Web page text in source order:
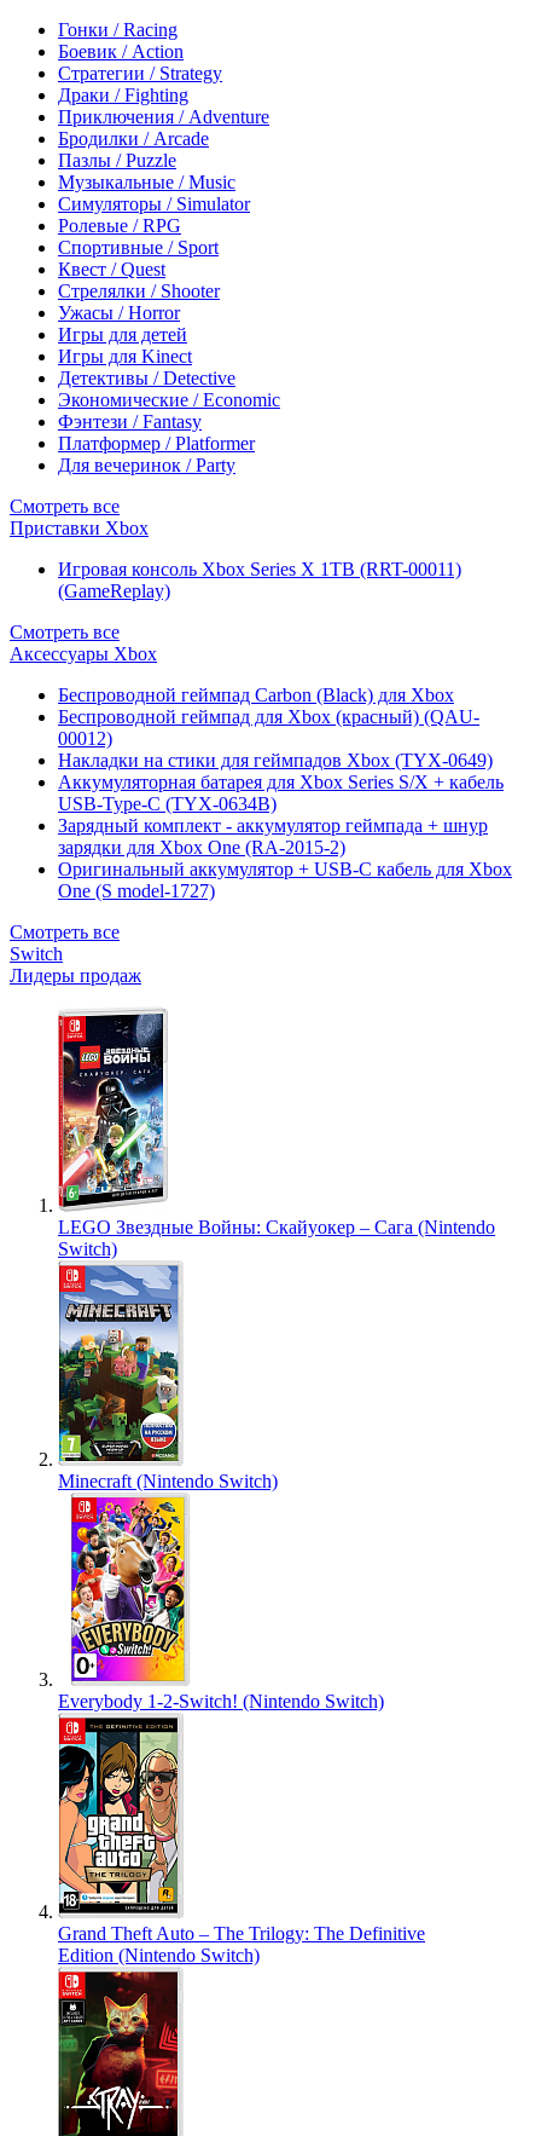
Гонки / Racing
Боевик / Action
Стратегии / Strategy
Драки / Fighting
Приключения / Adventure
Бродилки / Arcade
Пазлы / Puzzle
Музыкальные / Music
Симуляторы / Simulator
Ролевые / RPG
Спортивные / Sport
Квест / Quest
Стрелялки / Shooter
Ужасы / Horror
Игры для детей
Игры для Kinect
Детективы / Detective
Экономические / Economic
Фэнтези / Fantasy
Платформер / Platformer
Для вечеринок / Party
Смотреть все
Приставки Xbox
Игровая консоль Xbox Series X 1TB (RRT-00011)
(GameReplay)
Смотреть все
Аксессуары Xbox
Беспроводной геймпад Carbon (Black) для Xbox
Беспроводной геймпад для Xbox (красный) (QAU-
00012)
Накладки на стики для геймпадов Xbox (TYX-0649)
Аккумуляторная батарея для Xbox Series S/X + кабель
USB-Type-C (TYX-0634B)
Зарядный комплект - аккумулятор геймпада + шнур
зарядки для Xbox One (RA-2015-2)
Оригинальный аккумулятор + USB-C кабель для Xbox
One (S model-1727)
Смотреть все
Switch
Лидеры продаж
LEGO Звездные Войны: Скайуокер – Сага (Nintendo
Switch)
Minecraft (Nintendo Switch)
Everybody 1-2-Switch! (Nintendo Switch)
Grand Theft Auto – The Trilogy: The Definitive
Edition (Nintendo Switch)